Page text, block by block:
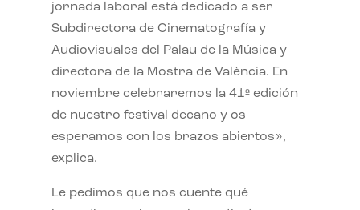
jornada laboral está dedicado a ser
Subdirectora de Cinematografía y
Audiovisuales del Palau de la Música y
directora de la Mostra de València. En
noviembre celebraremos la 41ª edición
de nuestro festival decano y os
esperamos con los brazos abiertos»,
explica.
Le pedimos que nos cuente qué